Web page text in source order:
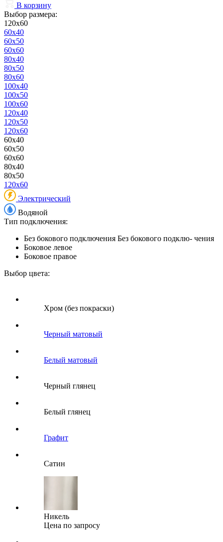
В корзину
Выбор размера:
120x60
60x40
60x50
60x60
80x40
80x50
80x60
100x40
100x50
100x60
120x40
120x50
120x60
60x40
60x50
60x60
80x40
80x50
120x60
Электрический
Водяной
Тип подключения:
Без бокового подключения Без бокового подклю- чения
Боковое левое
Боковое правое
Выбор цвета:
Хром (без покраски)
Черный матовый
Белый матовый
Черный глянец
Белый глянец
Графит
Сатин
Никель
Цена по запросу